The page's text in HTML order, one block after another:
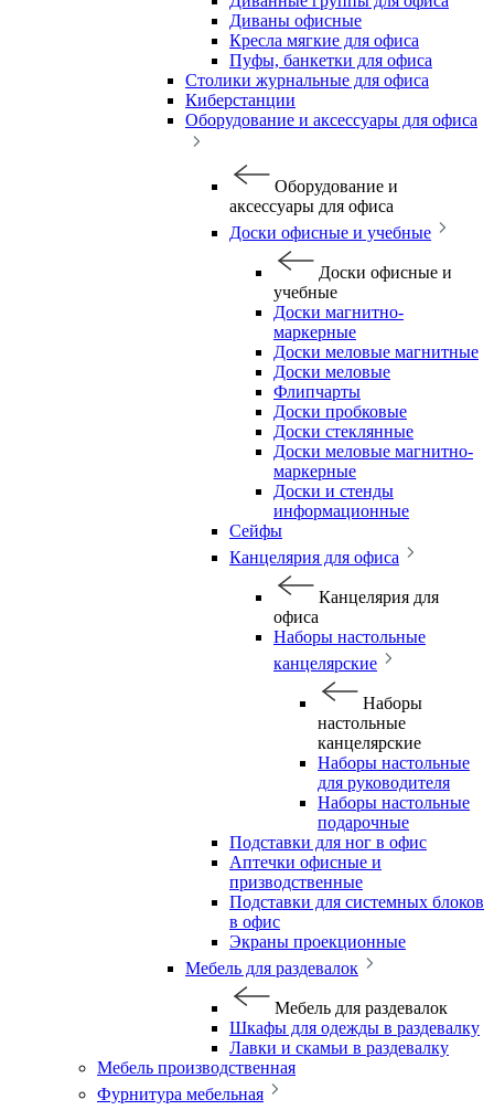
Диваны офисные
Кресла мягкие для офиса
Пуфы, банкетки для офиса
Столики журнальные для офиса
Киберстанции
Оборудование и аксессуары для офиса
Оборудование и
аксессуары для офиса
Доски офисные и учебные
Доски офисные и
учебные
Доски магнитно-
маркерные
Доски меловые магнитные
Доски меловые
Флипчарты
Доски пробковые
Доски стеклянные
Доски меловые магнитно-
маркерные
Доски и стенды
информационные
Сейфы
Канцелярия для офиса
Канцелярия для
офиса
Наборы настольные
канцелярские
Наборы
настольные
канцелярские
Наборы настольные
для руководителя
Наборы настольные
подарочные
Подставки для ног в офис
Аптечки офисные и
призводственные
Подставки для системных блоков
в офис
Экраны проекционные
Мебель для раздевалок
Мебель для раздевалок
Шкафы для одежды в раздевалку
Лавки и скамьи в раздевалку
Мебель производственная
Фурнитура мебельная